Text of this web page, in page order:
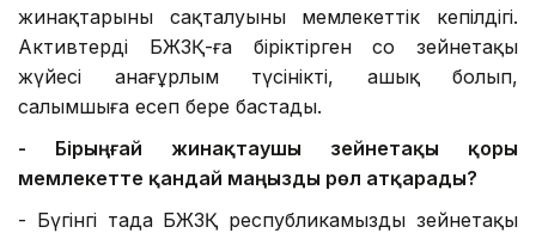
жинақтарының сақталуының мемлекеттік кепілдігі.
Активтерді БЖЗҚ-ға біріктірген соң зейнетақы
жүйесі анағұрлым түсінікті, ашық болып,
салымшыға есеп бере бастады.
- Бірыңғай жинақтаушы зейнетақы қоры
мемлекетте қандай маңызды рөл атқарады?
- Бүгінгі таңда БЖЗҚ республикамыздың зейнетақы